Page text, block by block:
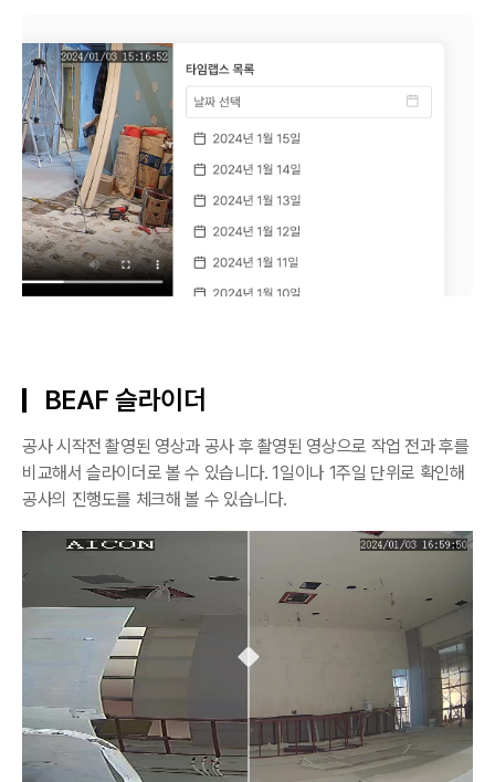
BEAF 슬라이더
공사 시작전 촬영된 영상과 공사 후 촬영된 영상으로 작업 전과 후를
비교해서 슬라이더로 볼 수 있습니다. 1일이나 1주일 단위로 확인해
공사의 진행도를 체크해 볼 수 있습니다.